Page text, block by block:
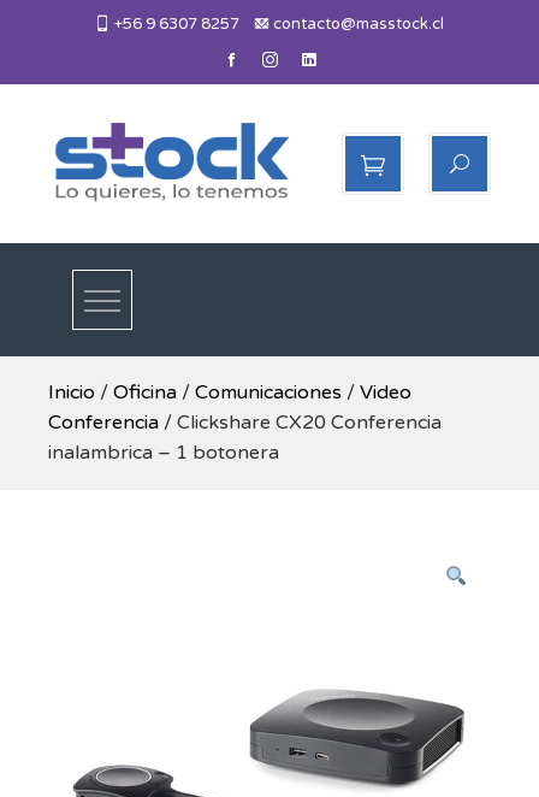
+56 9 6307 8257 contacto@masstock.cl
Más Stock
Inicio / Oficina / Comunicaciones / Video
Conferencia / Clickshare CX20 Conferencia
inalambrica – 1 botonera